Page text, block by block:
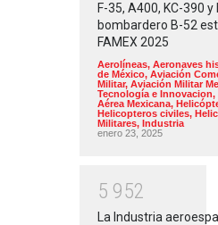
F-35, A400, KC-390
bombardero B-52
FAMEX 2025
Aerolíneas, Aeronaves
de México, Aviación
Militar, Aviación Militar
Tecnología e Innovacion,
Aérea Mexicana,
Helicopteros civiles,
Militares, Industria
enero 23, 2025
5 952
La Industria